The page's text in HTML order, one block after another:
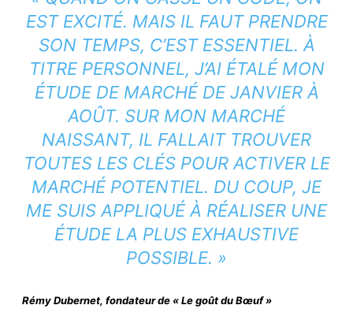
EST EXCITÉ. MAIS IL FAUT PRENDRE
SON TEMPS, C’EST ESSENTIEL. À
TITRE PERSONNEL, J’AI ÉTALÉ MON
ÉTUDE DE MARCHÉ DE JANVIER À
AOÛT. SUR MON MARCHÉ
NAISSANT, IL FALLAIT TROUVER
TOUTES LES CLÉS POUR ACTIVER LE
MARCHÉ POTENTIEL. DU COUP, JE
ME SUIS APPLIQUÉ À RÉALISER UNE
ÉTUDE LA PLUS EXHAUSTIVE
POSSIBLE. »
Rémy Dubernet, fondateur de « Le goût du Bœuf »